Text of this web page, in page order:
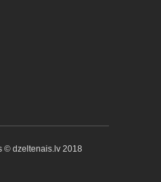
© dzeltenais.lv 2018